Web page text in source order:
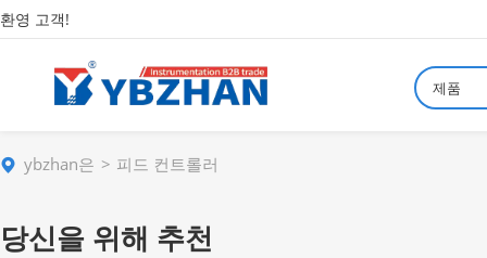
환영 고객!
제품
ybzhan은 피드 컨트롤러
당신을 위해 추천